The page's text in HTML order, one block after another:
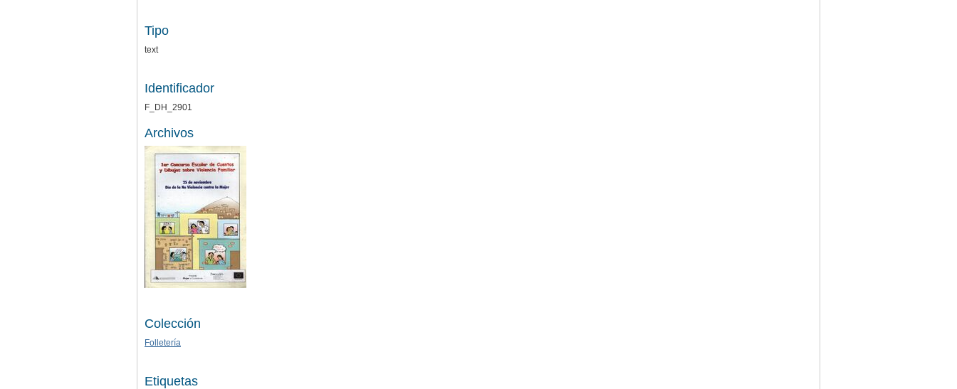
Tipo
text
Identificador
F_DH_2901
Archivos
Colección
Folletería
Etiquetas